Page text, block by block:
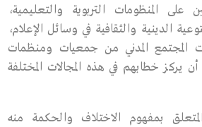
على المنظومات التربوية والتعليمية،
الدينية والثقافية في وسائل الإعلام،
المجتمع المدني من جمعيات ومنظمات
يركز خطابهم في هذه المجالات المختلفة
بمفهوم الاختلاف والحكمة منه